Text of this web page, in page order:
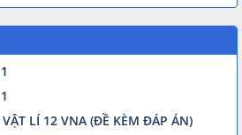
LÍ 12 VNA (ĐỀ KÈM ĐÁP ÁN)